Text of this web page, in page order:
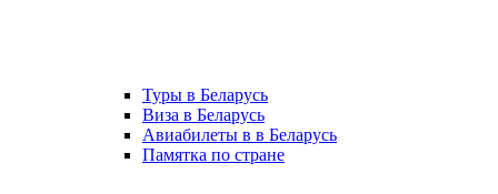
Туры в Беларусь
Виза в Беларусь
Авиабилеты в в Беларусь
Памятка по стране